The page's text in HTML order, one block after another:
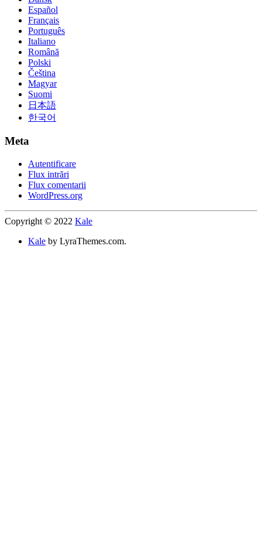
Español
Français
Português
Italiano
Română
Polski
Čeština
Magyar
Suomi
日本語
한국어
Meta
Autentificare
Flux intrări
Flux comentarii
WordPress.org
Copyright © 2022 Kale
Kale by LyraThemes.com.